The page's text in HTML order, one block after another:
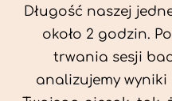
Długość naszej
około 2 godzin.
trwania sesji
analizujemy